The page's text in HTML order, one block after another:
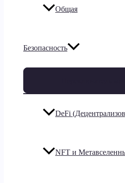
Общая
Безопасность
DeFi
NFT и